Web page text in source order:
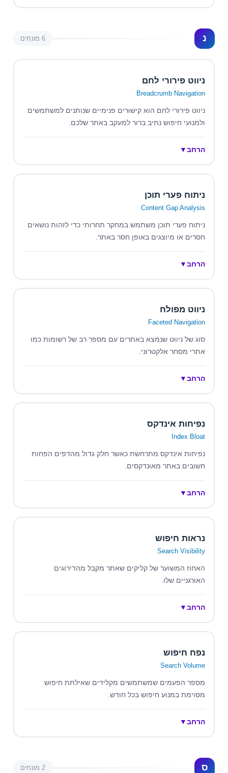
נ 6 מונחים
ניווט פירורי לחם
Breadcrumb Navigation
ניווט פירורי לחם הוא קישורים פנימיים שנותנים למשתמשים
ולמנועי חיפוש נתיב ברור למעקב באתר שלכם.
הרחב▼
ניתוח פערי תוכן
Content Gap Analysis
ניתוח פערי תוכן משתמש במחקר תחרותי כדי לזהות נושאים
חסרים או מיוצגים באופן חסר באתר.
הרחב▼
ניווט מפולח
Faceted Navigation
סוג של ניווט שנמצא באתרים עם מספר רב של רשומות כמו
אתרי מסחר אלקטרוני.
הרחב▼
נפיחות אינדקס
Index Bloat
נפיחות אינדקס מתרחשת כאשר חלק גדול מהדפים הפחות
חשובים באתר מאונדקסים.
הרחב▼
נראות חיפוש
Search Visibility
האחוז המשוער של קליקים שאתר מקבל מהדירוגים
האורגניים שלו.
הרחב▼
נפח חיפוש
Search Volume
מספר הפעמים שמשתמשים מקלידים שאילתת חיפוש
מסוימת במנוע חיפוש בכל חודש.
הרחב▼
ס 2 מונחים